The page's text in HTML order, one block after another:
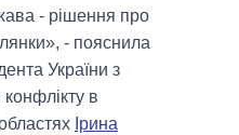
- рішення про
- пояснила
України з
в
Ірина